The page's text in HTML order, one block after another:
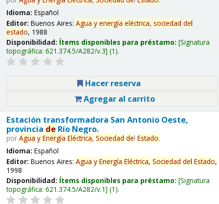
Idioma: Español
Editor: Buenos Aires: Agua y energía eléctrica, sociedad del
estado, 1988
Disponibilidad: Ítems disponibles para préstamo: Signatura
topográfica: 621.374.5/A282/v.3 (1).
Hacer reserva
Agregar al carrito
Estación transformadora San Antonio Oeste,
provincia deRío Negro.
por Agua y Energía Eléctrica, Sociedad del Estado.
Idioma: Español
Editor: Buenos Aires: Agua y Energía Eléctrica, Sociedad del Estado,
1998
Disponibilidad: Ítems disponibles para préstamo: Signatura
topográfica: 621.374.5/A282/v.1 (1).